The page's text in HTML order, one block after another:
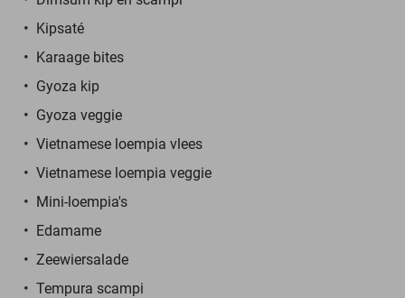
Kipsaté
Karaage bites
Gyoza kip
Gyoza veggie
Vietnamese loempia vlees
Vietnamese loempia veggie
Mini-loempia's
Edamame
Zeewiersalade
Tempura scampi